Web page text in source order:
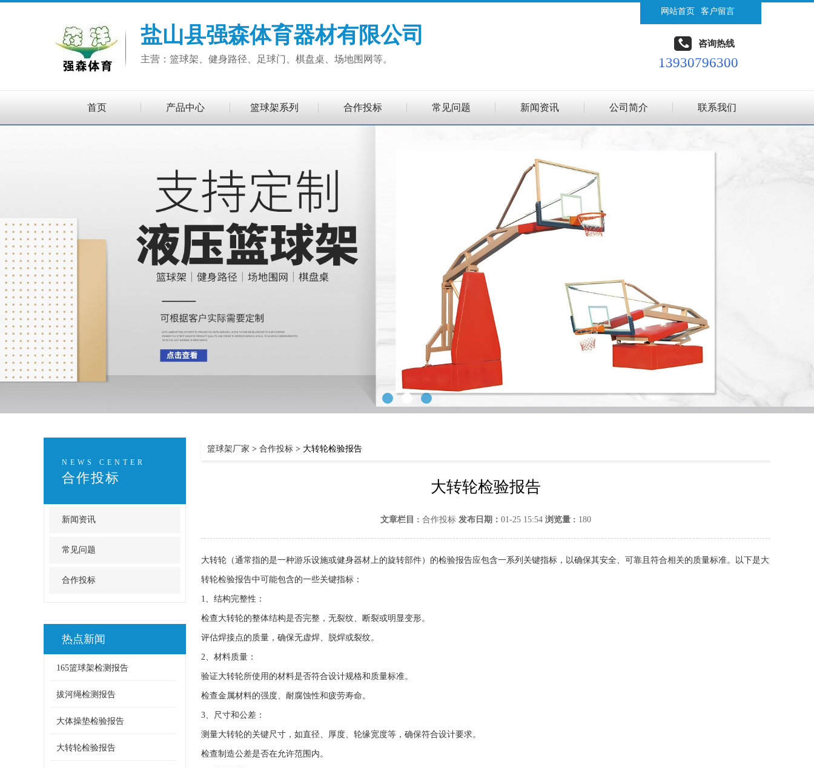
盐山县强森体育器材有限公司
主营：篮球架、健身路径、足球门、棋盘桌、场地围网等。
网站首页 客户留言
咨询热线
13930796300
首页 产品中心 篮球架系列 合作投标 常见问题 新闻资讯 公司简介 联系我们
NEWS CENTER
合作投标
新闻资讯
常见问题
合作投标
热点新闻
165篮球架检测报告
拔河绳检测报告
大体操垫检验报告
大转轮检验报告
篮球架厂家 > 合作投标 > 大转轮检验报告
大转轮检验报告
文章栏目 : 合作投标 发布日期： 01-25 15:54 浏览量 : 180
大转轮（通常指的是一种游乐设施或健身器材上的旋转部件）的检验报告应包含一系列关键指标，以确保其安全、可靠且符合相关的质量标准。以下是大
转轮检验报告中可能包含的一些关键指标：
1、结构完整性：
检查大转轮的整体结构是否完整，无裂纹、断裂或明显变形。
评估焊接点的质量，确保无虚焊、脱焊或裂纹。
2、材料质量：
验证大转轮所使用的材料是否符合设计规格和质量标准。
检查金属材料的强度、耐腐蚀性和疲劳寿命。
3、尺寸和公差：
测量大转轮的关键尺寸，如直径、厚度、轮缘宽度等，确保符合设计要求。
检查制造公差是否在允许范围内。